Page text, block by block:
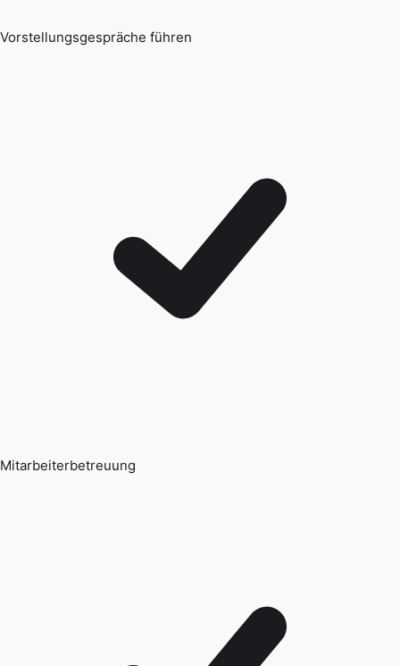
Vorstellungsgespräche führen
Mitarbeiterbetreuung